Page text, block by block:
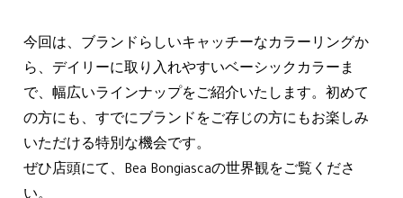
今回は、ブランドらしいキャッチーなカラーリングか
ら、デイリーに取り入れやすいベーシックカラーま
で、幅広いラインナップをご紹介いたします。初めて
の方にも、すでにブランドをご存じの方にもお楽しみ
いただける特別な機会です。
ぜひ店頭にて、Bea Bongiascaの世界観をご覧くださ